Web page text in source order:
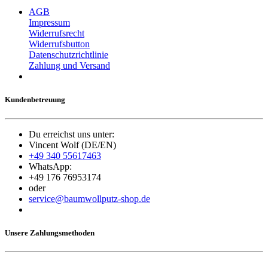
AGB
Impressum
Widerrufsrecht
Widerrufsbutton
Datenschutzrichtlinie
Zahlung und Versand
Kundenbetreuung
Du erreichst uns unter:
Vincent Wolf (DE/EN)
+49 340 55617463
WhatsApp:
+49 176 76953174
oder
service@baumwollputz-shop.de
Unsere Zahlungsmethoden